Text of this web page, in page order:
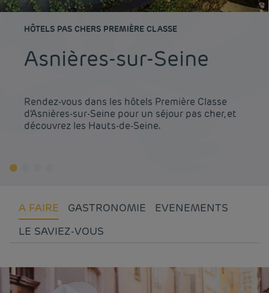
HÔTELS PAS CHERS PREMIÈRE CLASSE
Asnières-sur-Seine
Rendez-vous dans les hôtels Première Classe
d'Asnières-sur-Seine pour un séjour pas cher, et
découvrez les Hauts-de-Seine.
A FAIRE GASTRONOMIE
EVENEMENTS
LE SAVIEZ-VOUS